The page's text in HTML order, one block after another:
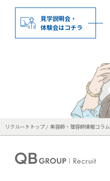
見学説明会・
体験会はコチラ
リクルートトップ 美容師・理容師情報コラム